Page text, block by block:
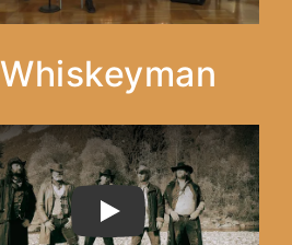
Whiskeyman
PLAY